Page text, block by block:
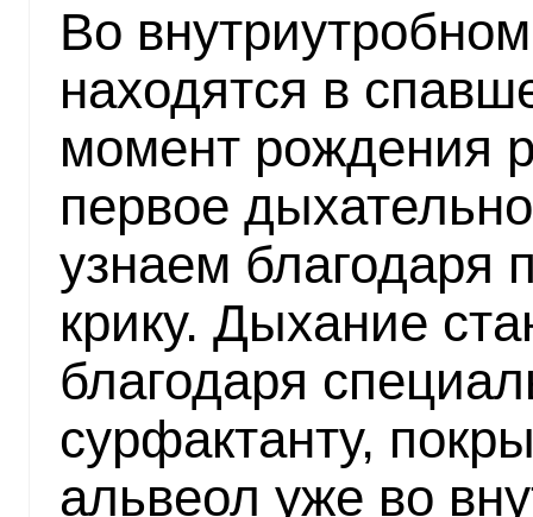
Во
находятся в
момент рождения
первое
узнаем
крику. Дыхание
благодаря
сурфактанту,
альвеол уже во